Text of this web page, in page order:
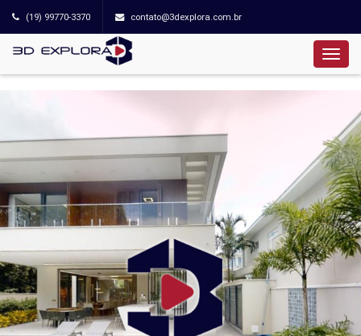
(19) 99770-3370 contato@3dexplora.com.br